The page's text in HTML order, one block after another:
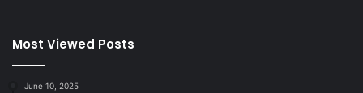
Most Viewed Posts
June 10, 2025